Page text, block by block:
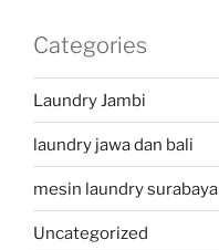
Categories
Laundry Jambi
laundry jawa dan bali
mesin laundry surabaya
Uncategorized